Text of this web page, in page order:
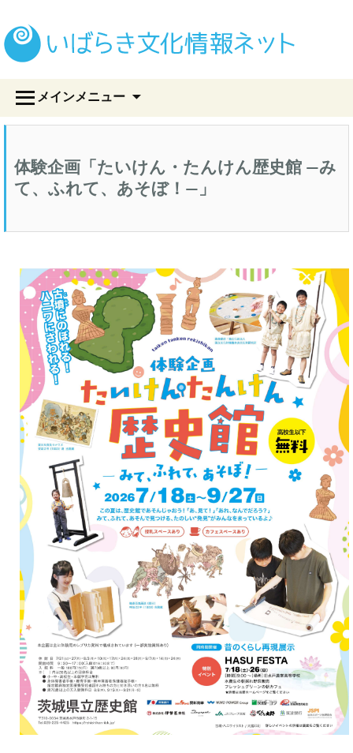
メインメニュー
テ
へ
ス
プ
体験企画「たいけん・たんけん歴史館 ―み
て、ふれて、あそぼ！―」